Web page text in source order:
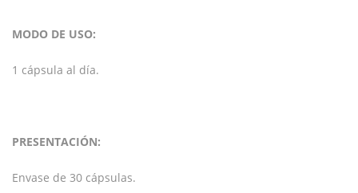
MODO DE USO:
1 cápsula al día.
PRESENTACIÓN:
Envase de 30 cápsulas.